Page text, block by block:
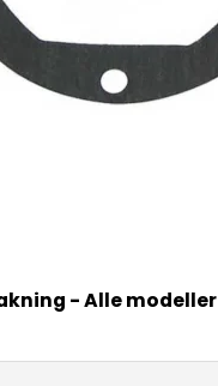
- Alle modeller